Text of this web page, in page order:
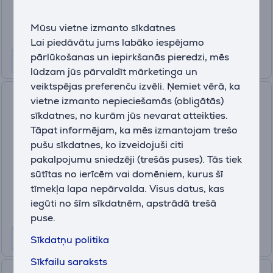
Mūsu vietne izmanto sīkdatnes
Lai piedāvātu jums labāko iespējamo
pārlūkošanas un iepirkšanās pieredzi, mēs
lūdzam jūs pārvaldīt mārketinga un
veiktspējas preferenču izvēli. Ņemiet vērā, ka
vietne izmanto nepieciešamās (obligātās)
sīkdatnes, no kurām jūs nevarat atteikties.
Tāpat informējam, ka mēs izmantojam trešo
pušu sīkdatnes, ko izveidojuši citi
pakalpojumu sniedzēji (trešās puses). Tās tiek
sūtītas no ierīcēm vai domēniem, kurus šī
tīmekļa lapa nepārvalda. Visus datus, kas
iegūti no šīm sīkdatnēm, apstrādā trešā
puse.
Sīkdatņu politika
Sīkfailu saraksts
Apple Pencil Pro, balta - Stilus
MX2D3ZM/A
Ir noliktavā
Cena:
149 .99 €
10 mēneši 16 €